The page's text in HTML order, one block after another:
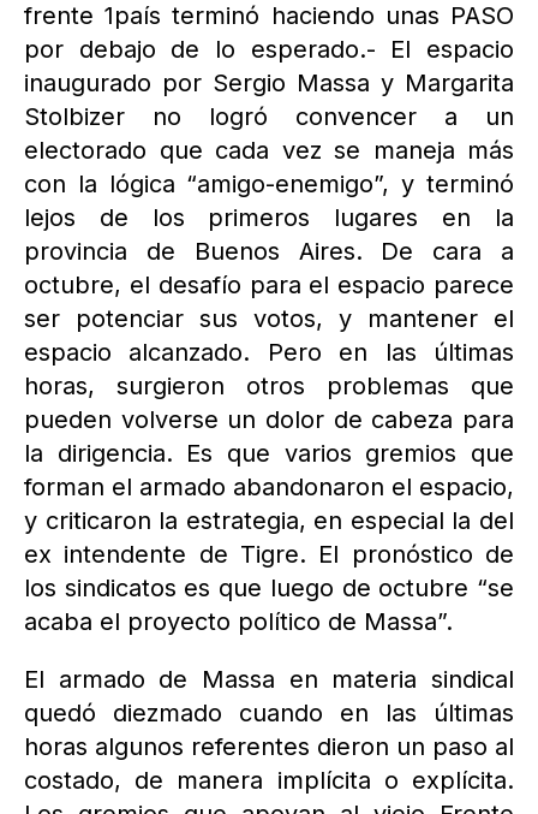
frente 1país terminó haciendo unas PASO
por debajo de lo esperado.- El espacio
inaugurado por Sergio Massa y Margarita
Stolbizer no logró convencer a un
electorado que cada vez se maneja más
con la lógica “amigo-enemigo”, y terminó
lejos de los primeros lugares en la
provincia de Buenos Aires. De cara a
octubre, el desafío para el espacio parece
ser potenciar sus votos, y mantener el
espacio alcanzado. Pero en las últimas
horas, surgieron otros problemas que
pueden volverse un dolor de cabeza para
la dirigencia. Es que varios gremios que
forman el armado abandonaron el espacio,
y criticaron la estrategia, en especial la del
ex intendente de Tigre. El pronóstico de
los sindicatos es que luego de octubre “se
acaba el proyecto político de Massa”.
El armado de Massa en materia sindical
quedó diezmado cuando en las últimas
horas algunos referentes dieron un paso al
costado, de manera implícita o explícita.